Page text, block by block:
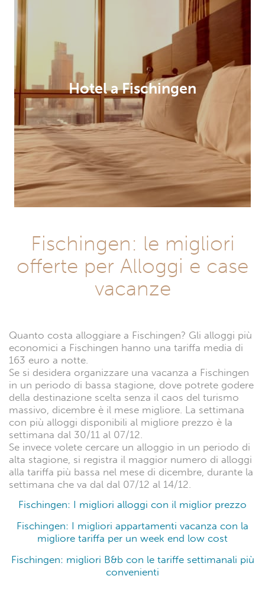
Hotel a Fischingen
Fischingen: le migliori
offerte per Alloggi e case
vacanze
Quanto costa alloggiare a Fischingen? Gli alloggi più
economici a Fischingen hanno una tariffa media di
163 euro a notte.
Se si desidera organizzare una vacanza a Fischingen
in un periodo di bassa stagione, dove potrete godere
della destinazione scelta senza il caos del turismo
massivo, dicembre è il mese migliore. La settimana
con più alloggi disponibili al migliore prezzo è la
settimana dal 30/11 al 07/12.
Se invece volete cercare un alloggio in un periodo di
alta stagione, si registra il maggior numero di alloggi
alla tariffa più bassa nel mese di dicembre, durante la
settimana che va dal dal 07/12 al 14/12.
Fischingen: I migliori alloggi con il miglior prezzo
Fischingen: I migliori appartamenti vacanza con la
migliore tariffa per un week end low cost
Fischingen: migliori B&b con le tariffe settimanali più
convenienti